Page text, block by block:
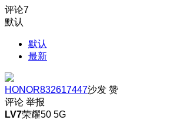
评论7
默认
默认
最新
HONOR832617447沙发 赞
评论 举报
LV7荣耀50 5G